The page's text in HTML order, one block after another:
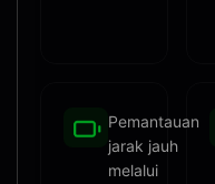
Pemantauan
jarak jauh
melalui